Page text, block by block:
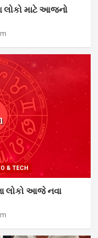
લોકો માટે આજનો
& TECH
લોકો આજે નવા